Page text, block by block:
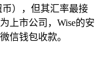
），但其汇率最接
上市公司，Wise的安
信钱包收款。